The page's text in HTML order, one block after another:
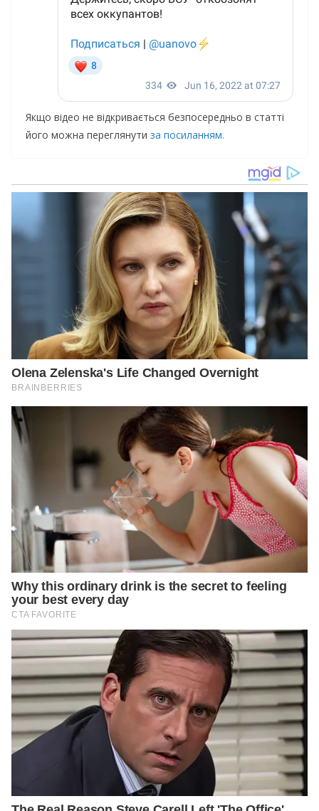
Якщо відео не відкривається безпосередньо в статті
його можна переглянути за посиланням.